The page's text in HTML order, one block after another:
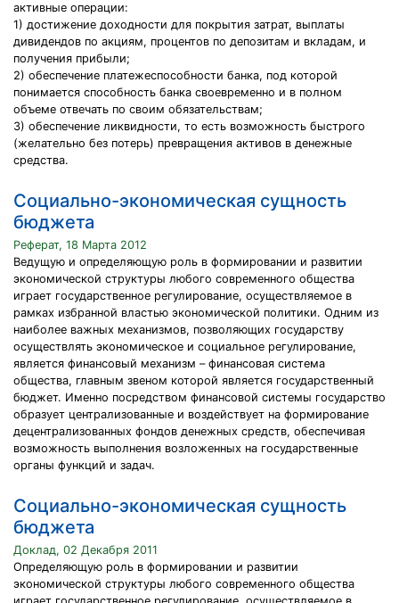
активные операции:
1) достижение доходности для покрытия затрат, выплаты
дивидендов по акциям, процентов по депозитам и вкладам, и
получения прибыли;
2) обеспечение платежеспособности банка, под которой
понимается способность банка своевременно и в полном
объеме отвечать по своим обязательствам;
3) обеспечение ликвидности, то есть возможность быстрого
(желательно без потерь) превращения активов в денежные
средства.
Социально-экономическая сущность
бюджета
Реферат, 18 Марта 2012
Ведущую и определяющую роль в формировании и развитии
экономической структуры любого современного общества
играет государственное регулирование, осуществляемое в
рамках избранной властью экономической политики. Одним из
наиболее важных механизмов, позволяющих государству
осуществлять экономическое и социальное регулирование,
является финансовый механизм – финансовая система
общества, главным звеном которой является государственный
бюджет. Именно посредством финансовой системы государство
образует централизованные и воздействует на формирование
децентрализованных фондов денежных средств, обеспечивая
возможность выполнения возложенных на государственные
органы функций и задач.
Социально-экономическая сущность
бюджета
Доклад, 02 Декабря 2011
Определяющую роль в формировании и развитии
экономической структуры любого современного общества